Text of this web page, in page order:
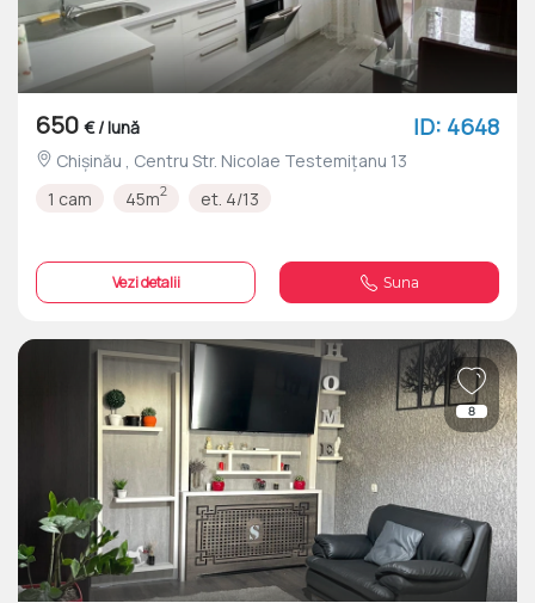
650 € / lună ID: 4648
Chișinău , Centru Str. Nicolae Testemițanu 13
1 cam
45m2 et. 4/13
Vezi detalii Suna
8